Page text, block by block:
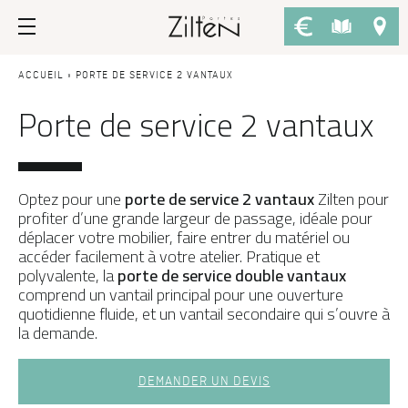
Nos portes d’entrée
PAR TYPE
Porte d’entrée
Porte de service
Porte grand trafic
Porte d'entrée sur-mesure
PAR STYLE
Portes d'entrée modernes
Portes d’entrée traditionnelles
Conseils
LE CHOIX
Savoir-faire
Design
Inspirations
LES ATOUTS
Performances
Usage
ACCUEIL » PORTE DE SERVICE 2 VANTAUX
Porte de service 2 vantaux
Optez pour uneporte de service 2 vantauxZilten pour
profiter d’une grande largeur de passage, idéale pour
déplacer votre mobilier, faire entrer du matériel ou
accéder facilement à votre atelier. Pratique et
polyvalente, laporte de service double vantaux
comprend un vantail principal pour une ouverture
quotidienne fluide, et un vantail secondaire qui s’ouvre à
la demande.
DEMANDER UN DEVIS
Afficher plus de filtres
APPLIQUER LES FILTRES
Réinitialiser les filtres